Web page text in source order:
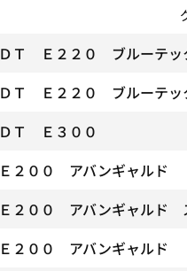
ＤＴ Ｅ２２０ ブルーテッ
ＤＴ Ｅ２２０ ブルーテッ
ＤＴ Ｅ３００
Ｅ２００ アバンギャルド
Ｅ２００ アバンギャルド
Ｅ２００ アバンギャルド